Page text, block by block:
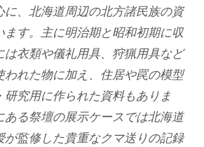
、北海道周辺の北方諸民族の資
ます。主に明治期と昭和初期に収
は衣類や儀礼用具、狩猟用具など
われた物に加え、住居や罠の模型
研究用に作られた資料もありま
ある祭壇の展示ケースでは北海道
が監修した貴重なクマ送りの記録